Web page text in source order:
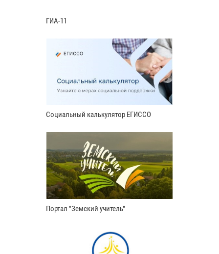
ГИА-11
Социальный калькулятор ЕГИССО
Портал "Земский учитель"